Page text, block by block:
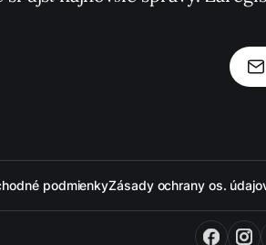
podmienkyZásady ochrany os.